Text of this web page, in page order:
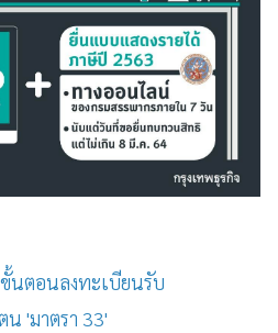
นตอนลงทะเบียนรับ
'มาตรา 33'